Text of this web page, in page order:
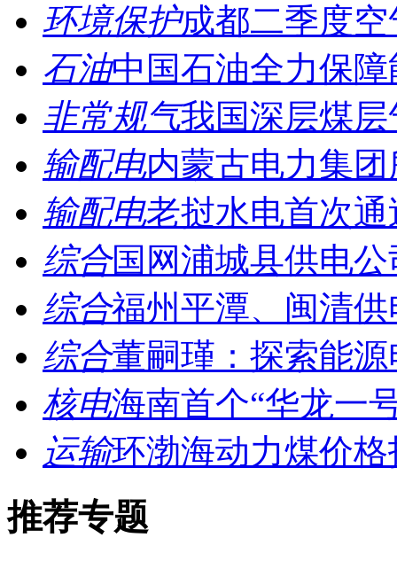
环境保护成都二季度
石油中国石油全力保
非常规气我国深层煤
输配电内蒙古电力集
输配电老挝水电首次
综合国网浦城县供电
综合福州平潭、闽清
综合董嗣瑾：探索能
核电海南首个“华龙一
运输环渤海动力煤价格
推荐专题